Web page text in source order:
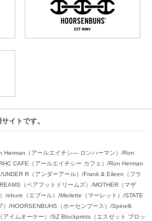
イトです。
Herman（アールエイチシ― ロンハーマン）/Ron
CAFE（アールエイチシー カフェ）/Ron Herman
R（アンダーアール）/Frank & Eileen（フラ
（ベアフットドリームズ）/MOTHER（マザ
/ebure（エブール）/Merlette（マーレット）/STATE
/HOORSENBUHS（ホーセンブース）/Spinelli
イムオーケー）/SZ Blockprints（エスゼット ブロッ